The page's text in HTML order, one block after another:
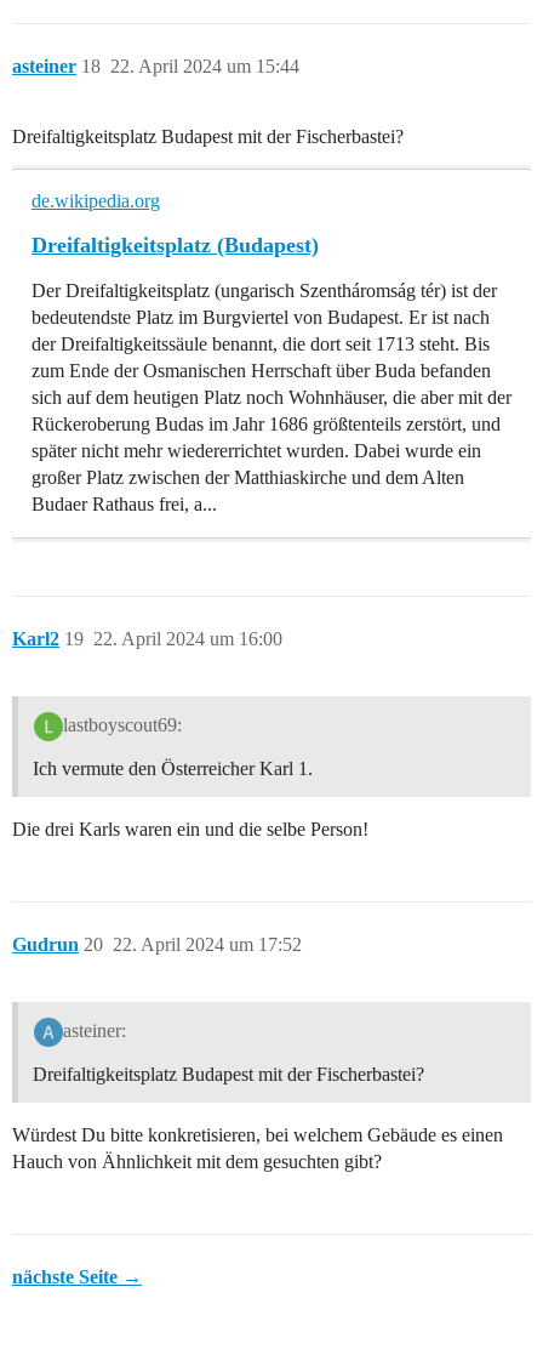
asteiner 22. April 2024 um 15:44
18
Dreifaltigkeitsplatz Budapest mit der Fischerbastei?
de.wikipedia.org
Dreifaltigkeitsplatz (Budapest)
Der Dreifaltigkeitsplatz (ungarisch Szentháromság tér) ist der
bedeutendste Platz im Burgviertel von Budapest. Er ist nach
der Dreifaltigkeitssäule benannt, die dort seit 1713 steht. Bis
zum Ende der Osmanischen Herrschaft über Buda befanden
sich auf dem heutigen Platz noch Wohnhäuser, die aber mit der
Rückeroberung Budas im Jahr 1686 größtenteils zerstört, und
später nicht mehr wiedererrichtet wurden. Dabei wurde ein
großer Platz zwischen der Matthiaskirche und dem Alten
Budaer Rathaus frei, a...
Karl2 22. April 2024 um 16:00
19
lastboyscout69:
Ich vermute den Österreicher Karl 1.
Die drei Karls waren ein und die selbe Person!
Gudrun 22. April 2024 um 17:52
20
asteiner:
Dreifaltigkeitsplatz Budapest mit der Fischerbastei?
Würdest Du bitte konkretisieren, bei welchem Gebäude es einen
Hauch von Ähnlichkeit mit dem gesuchten gibt?
nächste Seite →